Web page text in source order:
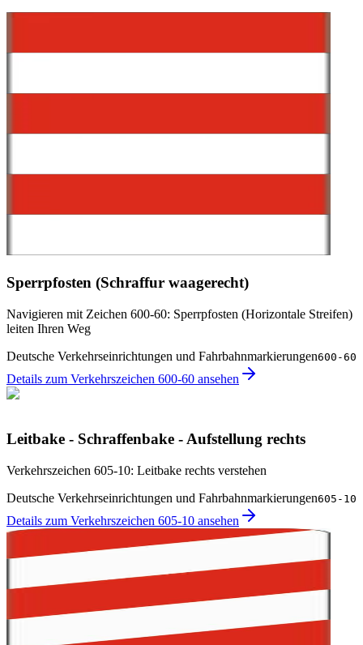
Sperrpfosten (Schraffur waagerecht)
Navigieren mit Zeichen 600-60: Sperrpfosten (Horizontale Streifen)
leiten Ihren Weg
Deutsche Verkehrseinrichtungen und Fahrbahnmarkierungen600-60
Details zum Verkehrszeichen 600-60 ansehen
Leitbake - Schraffenbake - Aufstellung rechts
Verkehrszeichen 605-10: Leitbake rechts verstehen
Deutsche Verkehrseinrichtungen und Fahrbahnmarkierungen605-10
Details zum Verkehrszeichen 605-10 ansehen